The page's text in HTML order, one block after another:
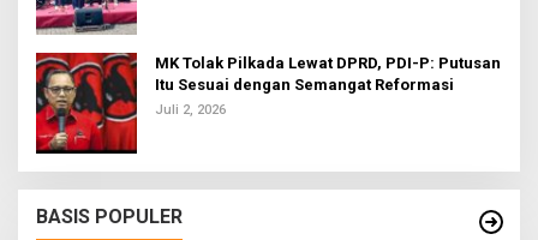
MK Tolak Pilkada Lewat DPRD, PDI-P: Putusan
Itu Sesuai dengan Semangat Reformasi
Juli 2, 2026
BASIS POPULER